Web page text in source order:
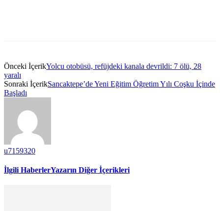
Önceki İçerikYolcu otobüsü, refüjdeki kanala devrildi: 7 ölü, 28
yaralı
Sonraki İçerikSancaktepe’de Yeni Eğitim Öğretim Yılı Coşku İçinde
Başladı
u7159320
İlgili HaberlerYazarın Diğer İçerikleri